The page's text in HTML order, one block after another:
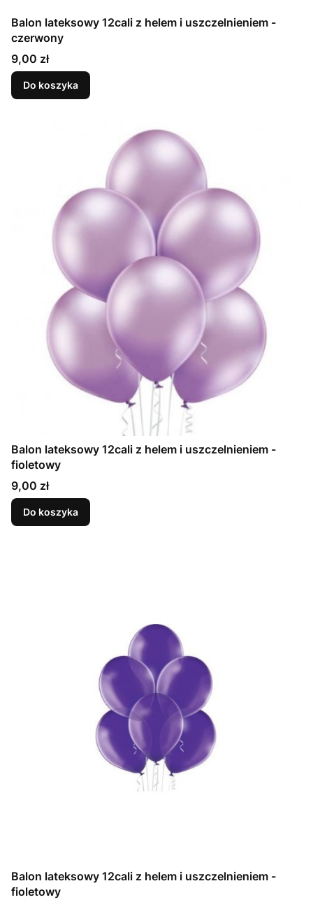
Balon lateksowy 12cali z helem i uszczelnieniem -
czerwony
Cena
9,00 zł
Do koszyka
Balon lateksowy 12cali z helem i uszczelnieniem -
fioletowy
Cena
9,00 zł
Do koszyka
Balon lateksowy 12cali z helem i uszczelnieniem -
fioletowy